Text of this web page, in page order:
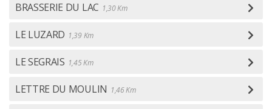
BRASSERIE DU LAC 1,30 Km
LE LUZARD 1,39 Km
LE SEGRAIS 1,45 Km
LETTRE DU MOULIN 1,46 Km